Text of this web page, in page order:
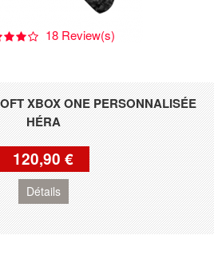
XBOX ONE PERSONNALISÉE
HÉRA
18 Review(s)
120,90 €
Détails